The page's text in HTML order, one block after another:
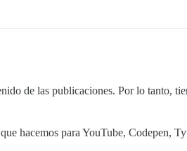
de las publicaciones. Por lo tanto,
hacemos para YouTube, Codepen,